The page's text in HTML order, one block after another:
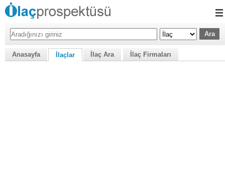
Anasayfa İlaçlar İlaç Ara İlaç Firmaları